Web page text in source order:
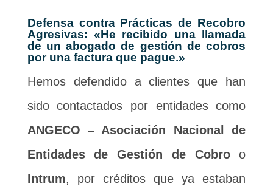
Defensa contra Prácticas de Recobro
Agresivas: «He recibido una llamada
de un abogado de gestión de cobros
por una factura que pague.»
Hemos defendido a clientes que han
sido contactados por entidades como
ANGECO – Asociación Nacional de
Entidades de Gestión de Cobroo
Intrum, por créditos que ya estaban